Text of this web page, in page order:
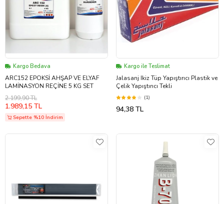
Kargo Bedava
ARC152 EPOKSİ AHŞAP VE ELYAF
LAMİNASYON REÇİNE 5 KG SET
2.199,90 TL
1.989,15 TL
Sepette %10 İndirim
Kargo ile Teslimat
Jalasanj Ikiz Tüp Yapıştırıcı Plastik ve
Çelik Yapıştırıcı Tekli
(1)
94,38 TL